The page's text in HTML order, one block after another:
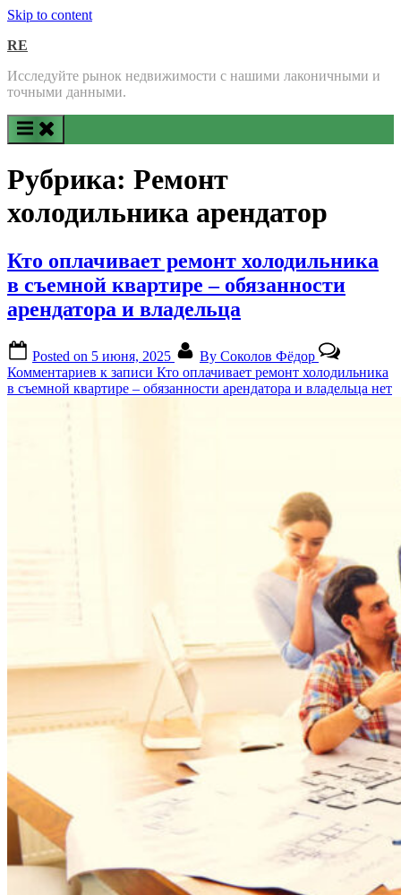
Skip to content
RE
Исследуйте рынок недвижимости с нашими лаконичными и
точными данными.
Рубрика: Ремонт
холодильника арендатор
Кто оплачивает ремонт холодильника
в съемной квартире – обязанности
арендатора и владельца
Posted on 5 июня, 2025 By Соколов Фёдор
Комментариев к записи Кто оплачивает ремонт холодильника
в съемной квартире – обязанности арендатора и владельца нет